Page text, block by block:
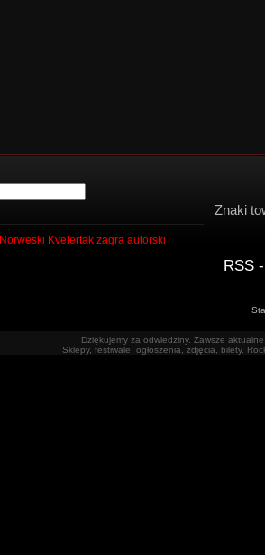
Norweski Kvelertak zagra autorski
Znaki
RSS
Dziękujemy za odwiedziny. Zawsze
Sklepy, festiwale, ogłoszenia, zdjęcia, bilety.